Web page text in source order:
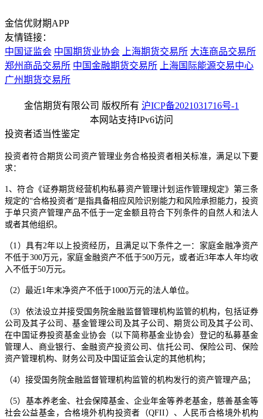
金信优财期APP
友情链接：
中国证监会 中国期货业协会 上海期货交易所 大连商品交易所
郑州商品交易所 中国金融期货交易所
上海国际能源交易中心
广州期货交易所
金信期货有限公司 版权所有 沪ICP备2021031716号-1
本网站支持IPv6访问
投资者适当性鉴定
投资者符合期货公司资产管理业务合格投资者相关标准，满足以下要
求：
1、符合《证券期货经营机构私募资产管理计划运作管理规定》第三条
规定的“合格投资者”是指具备相应风险识别能力和风险承担能力，投资
于单只资产管理产品不低于一定金额且符合下列条件的自然人和法人
或者其他组织。
（1）具有2年以上投资经历，且满足以下条件之一：家庭金融净资产
不低于300万元，家庭金融资产不低于500万元，或者近3年本人年均收
入不低于50万元。
（2）最近1年末净资产不低于1000万元的法人单位。
（3）依法设立并接受国务院金融监督管理机构监管的机构，包括证券
公司及其子公司、基金管理公司及其子公司、期货公司及其子公司、
在中国证券投资基金业协会（以下简称基金业协会）登记的私募基金
管理人、商业银行、金融资产投资公司、信托公司、保险公司、保险
资产管理机构、财务公司及中国证监会认定的其他机构；
（4）接受国务院金融监督管理机构监管的机构发行的资产管理产品；
（5）基本养老金、社会保障基金、企业年金等养老基金，慈善基金等
社会公益基金，合格境外机构投资者（QFII）、人民币合格境外机构